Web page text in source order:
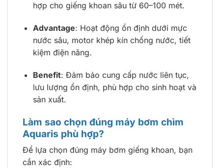
hợp cho giếng khoan sâu từ 60–100 mét.
Advantage: Hoạt động ổn định dưới mực
nước sâu, motor khép kín chống nước, tiết
kiệm điện năng.
Benefit: Đảm bảo cung cấp nước liên tục,
lưu lượng ổn định, phù hợp cho sinh hoạt và
sản xuất.
Làm sao chọn đúng máy bơm chìm
Aquaris phù hợp?
Để lựa chọn đúng máy bơm giếng khoan, bạn
cần xác định: